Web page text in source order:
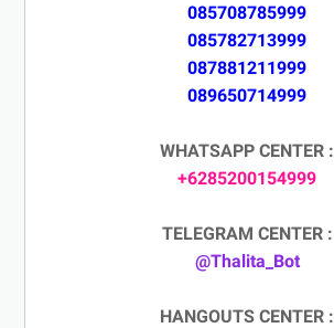
085708785999
085782713999
087881211999
089650714999
WHATSAPP CENTER :
+6285200154999
TELEGRAM CENTER :
@Thalita_Bot
HANGOUTS CENTER :